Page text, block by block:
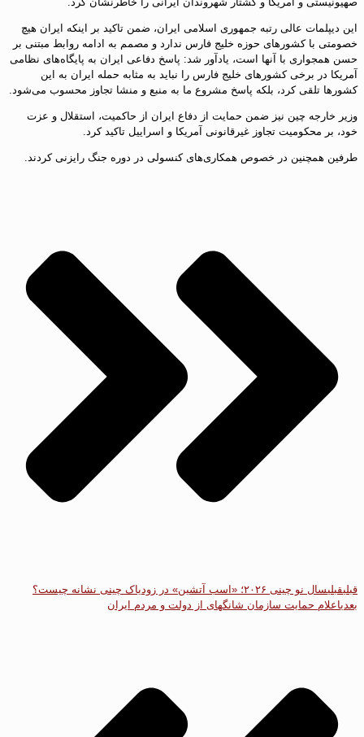
این دیپلمات عالی رتبه جمهوری اسلامی ایران، ضمن تاکید بر اینکه ایران هیچ
خصومتی با کشورهای حوزه خلیج فارس ندارد و مصمم به ادامه روابط مبتنی بر
حسن همجواری با آنها است، یادآور شد: پاسخ دفاعی ایران به پایگاه‌های نظامی
آمریکا در برخی کشورهای خلیج فارس را نباید به مثابه حمله ایران به این
کشورها تلقی کرد، بلکه پاسخ مشروع ما به منبع و منشا تجاوز محسوب می‌شود.
وزیر خارجه چین نیز ضمن حمایت از دفاع ایران از حاکمیت، استقلال و عزت
خود، بر محکومیت تجاوز غیرقانونی آمریکا و اسراییل تاکید کرد.
طرفین همچنین در خصوص همکاری‌های کنسولی در دوره جنگ رایزنی کردند.
قبلیقبلیسال نو چینی ۲۰۲۶؛ «اسب آتشین» در زودیاک چینی نشانه چیست؟
بعدیاعلام حمایت سازمان شانگهای از دولت و مردم ایران